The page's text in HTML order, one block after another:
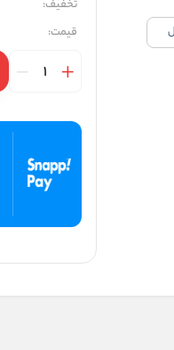
تخفیف:
قیمت: